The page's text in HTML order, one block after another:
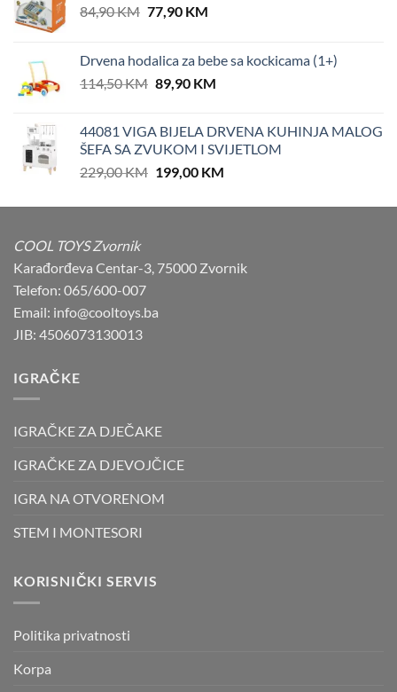
84,90KM Original
84,90 KM.
77,90 KMCurrent
77,90 KM.
Drvena hodalica za bebe sa kockicama (1+)
114,50KM Original
114,50 KM.
89,90 KMCurrent
89,90 KM.
44081 VIGA BIJELA DRVENA KUHINJA MALOG
ŠEFA SA ZVUKOM I SVIJETLOM
229,00KM Original
was:
199,00 KMCurrent
is:
COOL TOYS Zvornik
Karađorđeva Centar-3, 75000 Zvornik
Telefon: 065/600-007
Email: info@cooltoys.ba
JIB: 4506073130013
IGRAČKE
IGRAČKE ZA DJEČAKE
IGRAČKE ZA DJEVOJČICE
IGRA NA OTVORENOM
STEM I MONTESORI
KORISNIČKI SERVIS
Politika privatnosti
Korpa